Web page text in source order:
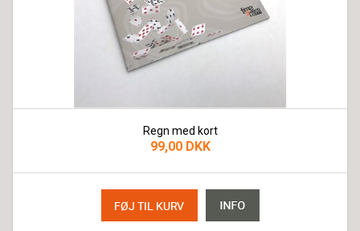
Regn med kort
99,00 DKK